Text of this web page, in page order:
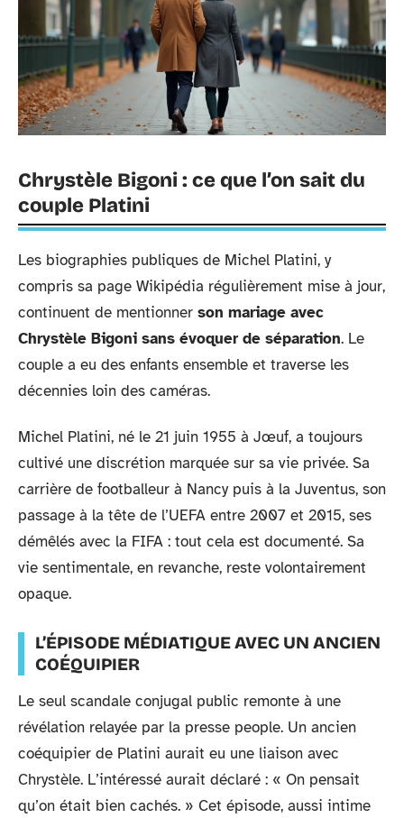
Chrystèle Bigoni : ce que l’on sait du
couple Platini
Les biographies publiques de Michel Platini, y
compris sa page Wikipédia régulièrement mise à jour,
continuent de mentionner son mariage avec
Chrystèle Bigoni sans évoquer de séparation. Le
couple a eu des enfants ensemble et traverse les
décennies loin des caméras.
Michel Platini, né le 21 juin 1955 à Jœuf, a toujours
cultivé une discrétion marquée sur sa vie privée. Sa
carrière de footballeur à Nancy puis à la Juventus, son
passage à la tête de l’UEFA entre 2007 et 2015, ses
démêlés avec la FIFA : tout cela est documenté. Sa
vie sentimentale, en revanche, reste volontairement
opaque.
L’ÉPISODE MÉDIATIQUE AVEC UN ANCIEN
COÉQUIPIER
Le seul scandale conjugal public remonte à une
révélation relayée par la presse people. Un ancien
coéquipier de Platini aurait eu une liaison avec
Chrystèle. L’intéressé aurait déclaré : « On pensait
qu’on était bien cachés. » Cet épisode, aussi intime